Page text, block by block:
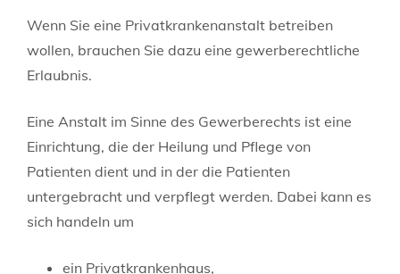
Wenn Sie eine Privatkrankenanstalt betreiben
wollen, brauchen Sie dazu eine gewerberechtliche
Erlaubnis.
Eine Anstalt im Sinne des Gewerberechts ist eine
Einrichtung, die der Heilung und Pflege von
Patienten dient und in der die Patienten
untergebracht und verpflegt werden. Dabei kann es
sich handeln um
ein Privatkrankenhaus,